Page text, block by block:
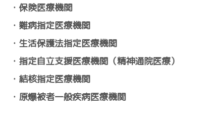
・保険医療機関
・難病指定医療機関
・生活保護法指定医療機関
・指定自立支援医療機関（精神通院医療）
・結核指定医療機関
・原爆被者一般疾病医療機関